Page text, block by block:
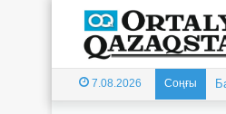
7.08.2026 Соңғы